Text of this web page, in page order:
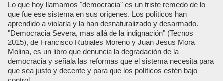
Lo que hoy llamamos "democracia" es un triste remedo de lo
que fue ese sistema en sus orígenes. Los políticos han
aprendido a violarla y la han desnaturalizado y desarmado.
"Democracia Severa, mas allá de la indignación" (Tecnos
2015), de Francisco Rubiales Moreno y Juan Jesús Mora
Molina, es un libro que denuncia la degradación de la
democracia y señala las reformas que el sistema necesita para
que sea justo y decente y para que los políticos estén bajo